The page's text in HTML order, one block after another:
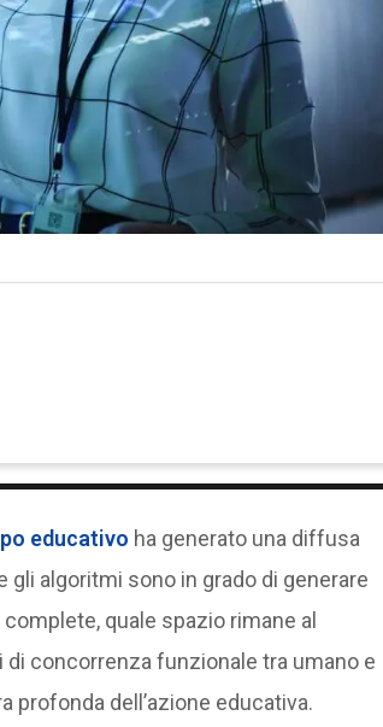
educativo ha generato una diffusa
gli algoritmi sono in grado di generare
quale spazio rimane al
concorrenza funzionale tra umano e
profonda dell’azione educativa.